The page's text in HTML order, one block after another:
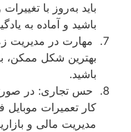
باید به‌روز با
باشید و آماده به
مهارت در مدیریت
بهترین شکل ممکن،
باشید.
حس تجاری: در
کار تعمیرات موبایل
مدیریت مالی و